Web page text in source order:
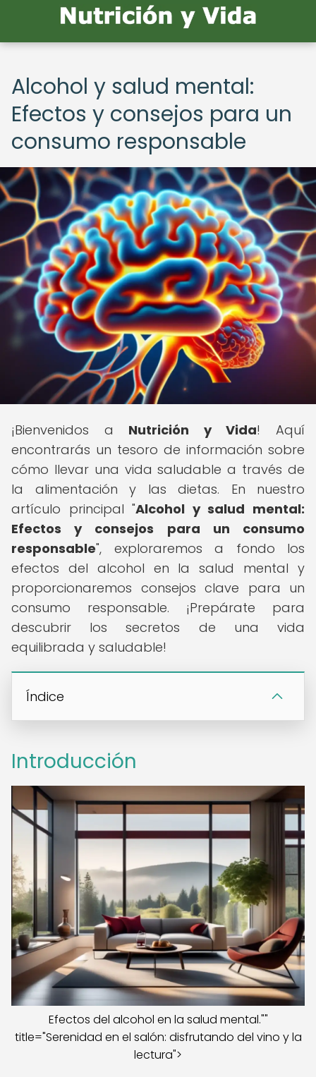
Alcohol y salud mental:
Efectos y consejos para un
consumo responsable
¡Bienvenidos a Nutrición y Vida! Aquí
encontrarás un tesoro de información sobre
cómo llevar una vida saludable a través de
la alimentación y las dietas. En nuestro
artículo principal "Alcohol y salud mental:
Efectos y consejos para un consumo
responsable", exploraremos a fondo los
efectos del alcohol en la salud mental y
proporcionaremos consejos clave para un
consumo responsable. ¡Prepárate para
descubrir los secretos de una vida
equilibrada y saludable!
Índice
Introducción
Efectos del alcohol en la salud mental.""
title="Serenidad en el salón: disfrutando del vino y la
lectura">